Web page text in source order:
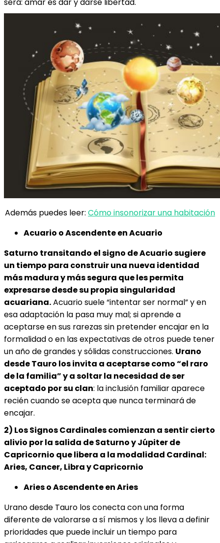
Además puedes leer: Cómo insonorizar una habitación
Acuario o Ascendente en Acuario
Saturno transitando el signo de Acuario sugiere
un tiempo para construir una nueva identidad
más madura y más segura que les permita
expresarse desde su propia singularidad
acuariana.Acuario suele “intentar ser normal” y en
esa adaptación la pasa muy mal; si aprende a
aceptarse en sus rarezas sin pretender encajar en la
formalidad o en las expectativas de otros puede tener
un año de grandes y sólidas construcciones. Urano
desde Tauro los invita a aceptarse como “el raro
de la familia” y a soltar la necesidad de ser
aceptado por su clan: la inclusión familiar aparece
recién cuando se acepta que nunca terminará de
encajar.
2) Los Signos Cardinales comienzan a sentir cierto
alivio por la salida de Saturno y Júpiter de
Capricornio que libera a la modalidad Cardinal:
Aries, Cancer, Libra y Capricornio
Aries o Ascendente en Aries
Urano desde Tauro los conecta con una forma
diferente de valorarse a sí mismos y los lleva a definir
prioridades que puede incluir un tiempo para